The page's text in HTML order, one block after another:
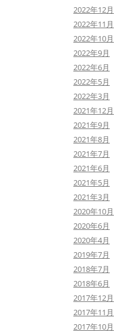
2022年12月
2022年11月
2022年10月
2022年9月
2022年6月
2022年5月
2022年3月
2021年12月
2021年9月
2021年8月
2021年7月
2021年6月
2021年5月
2021年3月
2020年10月
2020年6月
2020年4月
2019年7月
2018年7月
2018年6月
2017年12月
2017年11月
2017年10月